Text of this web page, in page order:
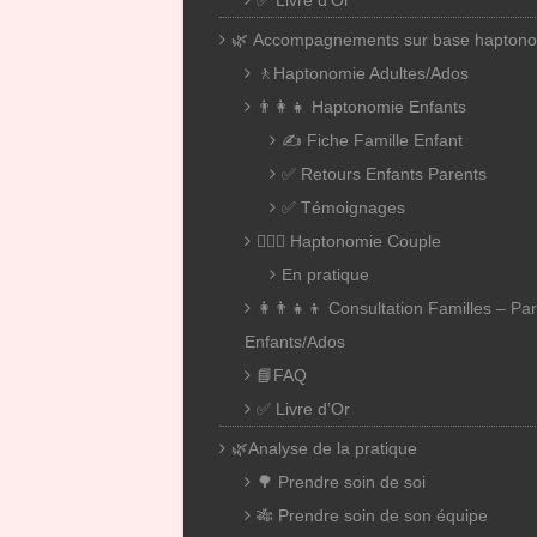
🌿 Accompagnements sur base
🚶Haptonomie Adultes/Ados
👨‍👩‍👧 Haptonomie Enfants
✍️ Fiche Famille Enfant
✅ Retours Enfants Parents
✅ Témoignages
👨‍❤️‍👨 Haptonomie Couple
En pratique
👩‍👨‍👧‍👦 Consultation Familles –
Enfants/Ados
📘FAQ
✅ Livre d’Or
🌿Analyse de la pratique
🌳 Prendre soin de soi
🎋 Prendre soin de son équipe